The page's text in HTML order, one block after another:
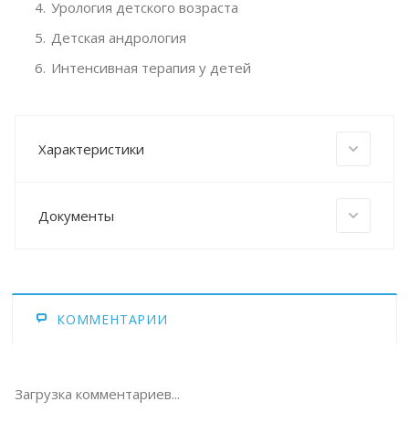
Урология детского возраста
Детская андрология
Интенсивная терапия у детей
Характеристики
Документы
КОММЕНТАРИИ
Загрузка комментариев...